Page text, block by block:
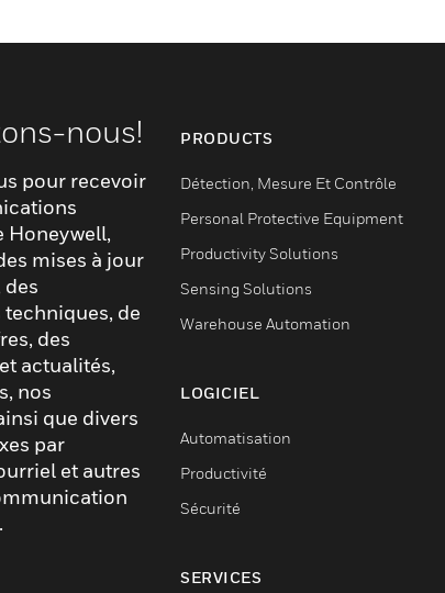
nous!
pour recevoir
Honeywell,
mises à jour
des
de
des
actualités,
nos
que divers
par
et autres
PRODUCTS
Détection, Mesure Et Contrôle
Personal Protective Equipment
Productivity Solutions
Sensing Solutions
Warehouse Automation
LOGICIEL
Automatisation
Productivité
Sécurité
SERVICES